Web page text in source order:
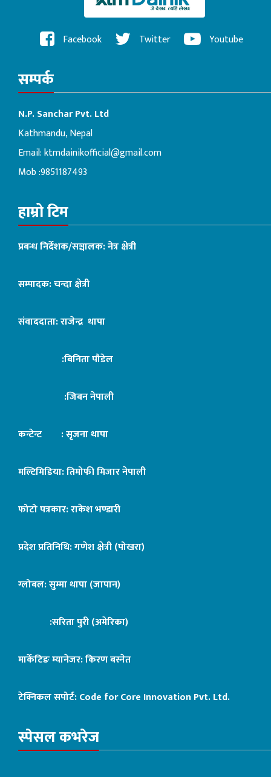
Facebook Twitter Youtube
सम्पर्क
N.P. Sanchar Pvt. Ltd
Kathmandu, Nepal
Email:ktmdainikofficial@gmail.com
Mob :9851187493
हाम्रो टिम
प्रबन्ध निर्देशक/सञ्चालक: नेत्र क्षेत्री
सम्पादक: चन्दा क्षेत्री
संवाददाता: राजेन्द्र थापा
:बिनिता पौडेल
:जिबन नेपाली
कन्टेन्ट : सृजना थापा
मल्टिमिडिया: तिमोफी मिजार नेपाली
फोटो पत्रकार: राकेश भण्डारी
प्रदेश प्रतिनिधि: गणेश क्षेत्री (पोखरा)
ग्लोबल: सुम्मा थापा (जापान)
:सरिता पुरी (अमेरिका)
मार्केटिङ म्यानेजर: किरण बस्नेत
टेक्निकल सपोर्ट:Code for Core Innovation Pvt. Ltd.
स्पेसल कभरेज